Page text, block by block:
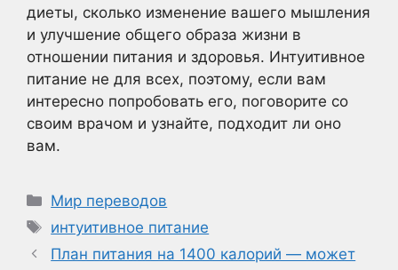
диеты, сколько изменение вашего мышления
и улучшение общего образа жизни в
отношении питания и здоровья. Интуитивное
питание не для всех, поэтому, если вам
интересно попробовать его, поговорите со
своим врачом и узнайте, подходит ли оно
вам.
Рубрики
Мир переводов
Метки
интуитивное питание
План питания на 1400 калорий — может